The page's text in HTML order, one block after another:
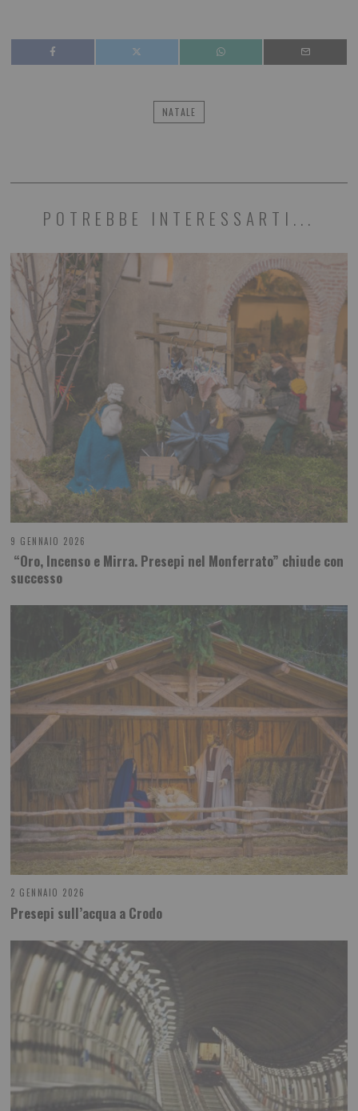
NATALE
POTREBBE INTERESSARTI...
9 GENNAIO 2026
“Oro, Incenso e Mirra. Presepi nel Monferrato” chiude con
successo
2 GENNAIO 2026
Presepi sull’acqua a Crodo